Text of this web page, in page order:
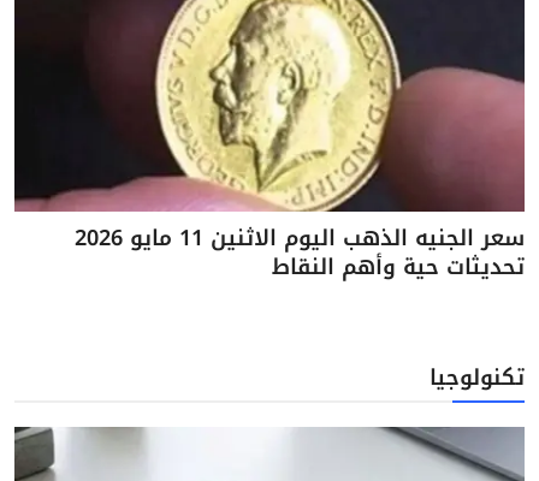
سعر الجنيه الذهب اليوم الاثنين 11 مايو 2026
تحديثات حية وأهم النقاط
تكنولوجيا